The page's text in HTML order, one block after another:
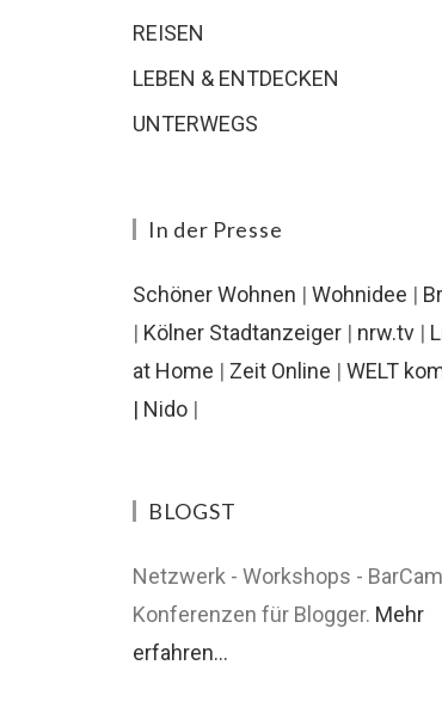
REISEN
LEBEN & ENTDECKEN
UNTERWEGS
In der Presse
Schöner Wohnen | Wohnidee |
| Kölner Stadtanzeiger | nrw.tv |
at Home | Zeit Online | WELT
| Nido |
BLOGST
Netzwerk - Workshops -
Konferenzen für Blogger. Mehr
erfahren...